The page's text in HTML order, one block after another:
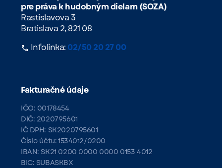
pre práva k hudobným dielam (SOZA)
Rastislavova 3
Bratislava 2, 821 08
Infolinka: 02/50 20 27 00
Fakturačné údaje
IČO: 00178454
DIČ: 2020795601
IČ DPH: SK2020795601
Číslo účtu: 1534012/0200
IBAN: SK21 0200 0000 0000 0153 4012
BIC: SUBASKBX